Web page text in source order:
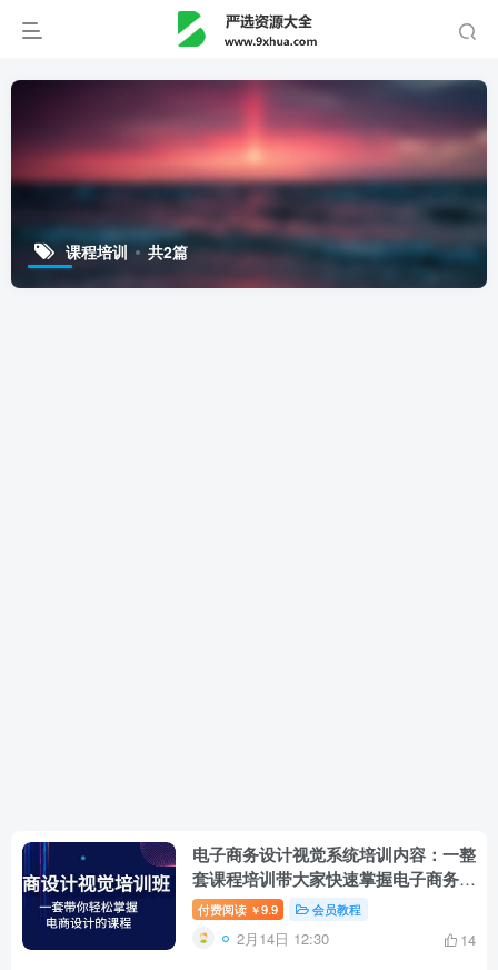
课程培训 共2篇
电子商务设计视觉系统培训内容：一整
套课程培训带大家快速掌握电子商务设
计课程培训（32节课）
付费阅读 ￥9.9 会员教程
2月14日 12:30 14